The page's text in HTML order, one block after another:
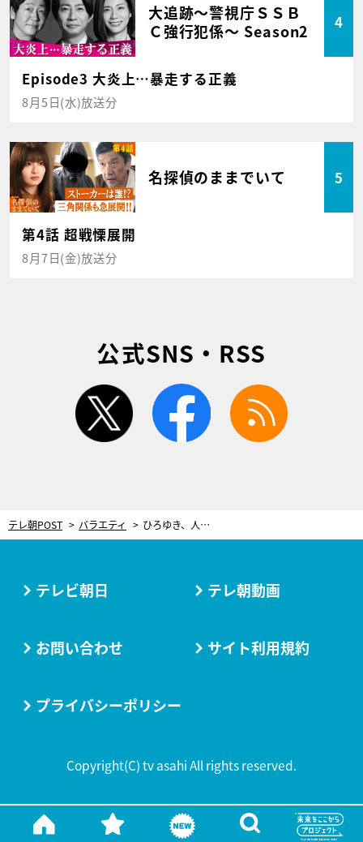
大追跡～警視庁ＳＳＢ
Ｃ強行犯係～ Season2
4
Episode3 大炎上…暴走する正義
8月5日(水)放送分
名探偵のままでいて 5
第4話 超戦慄展開
8月7日(金)放送分
公式SNS・RSS
twitter facebook
テレ朝POST バラエティ ひろゆき、人気職業をぶった斬る！MC・劇団ひとり「ほかの言い方ないですかね？」
テレビ朝日 テレ朝動画
お問い合わせ サイト利用規約
プライバシーポリシー
Copyright(C) tv asahi All rights reserved.